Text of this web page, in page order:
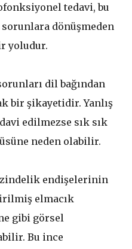
tedavi, bu
dönüşmeden
yoludur.
dil bağından
bir şikayetidir. Yanlış
edilmezse sık sık
neden olabilir.
zindelik endişelerinin
elmacık
gibi görsel
Bu ince